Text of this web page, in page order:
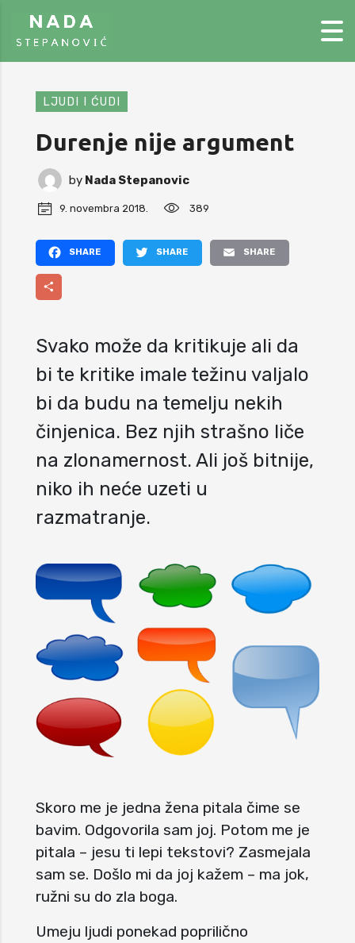
LJUDI I ĆUDI
Durenje nije argument
by Nada Stepanovic
9. novembra 2018. 389
Facebook
Svako može da kritikuje ali da
bi te kritike imale težinu valjalo
bi da budu na temelju nekih
činjenica. Bez njih strašno liče
na zlonamernost. Ali još bitnije,
niko ih neće uzeti u
razmatranje.
Skoro me je jedna žena pitala čime se
bavim. Odgovorila sam joj. Potom me je
pitala – jesu ti lepi tekstovi? Zasmejala
sam se. Došlo mi da joj kažem – ma jok,
ružni su do zla boga.
Umeju ljudi ponekad poprilično